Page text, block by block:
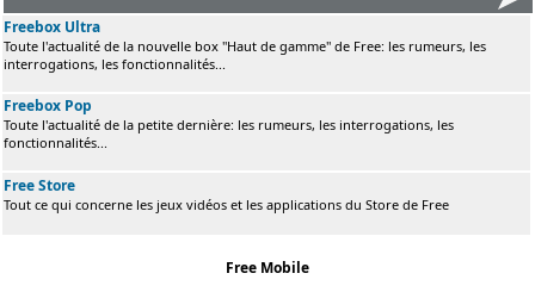
Freebox Ultra
Toute l'actualité de la nouvelle box "Haut de gamme" de Free: les rumeurs, les
interrogations, les fonctionnalités...
Freebox Pop
Toute l'actualité de la petite dernière: les rumeurs, les interrogations, les
fonctionnalités...
Free Store
Tout ce qui concerne les jeux vidéos et les applications du Store de Free
Free Mobile